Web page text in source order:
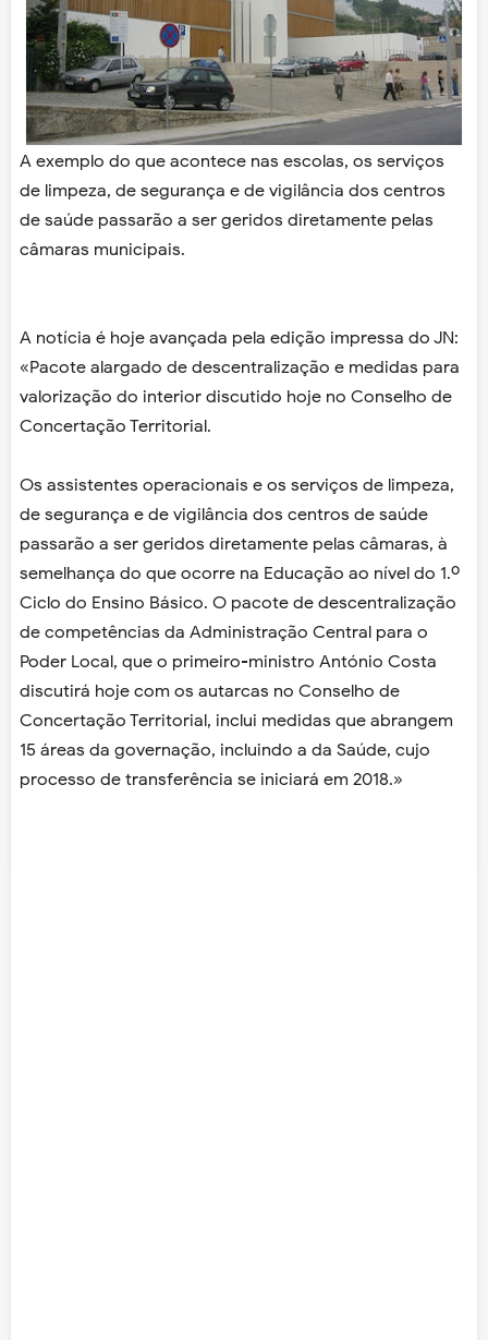
A exemplo do que acontece nas escolas, os serviços
de limpeza, de segurança e de vigilância dos centros
de saúde passarão a ser geridos diretamente pelas
câmaras municipais.
A notícia é hoje avançada pela edição impressa do JN:
«Pacote alargado de descentralização e medidas para
valorização do interior discutido hoje no Conselho de
Concertação Territorial.
Os assistentes operacionais e os serviços de limpeza,
de segurança e de vigilância dos centros de saúde
passarão a ser geridos diretamente pelas câmaras, à
semelhança do que ocorre na Educação ao nível do 1.º
Ciclo do Ensino Básico. O pacote de descentralização
de competências da Administração Central para o
Poder Local, que o primeiro-ministro António Costa
discutirá hoje com os autarcas no Conselho de
Concertação Territorial, inclui medidas que abrangem
15 áreas da governação, incluindo a da Saúde, cujo
processo de transferência se iniciará em 2018.»